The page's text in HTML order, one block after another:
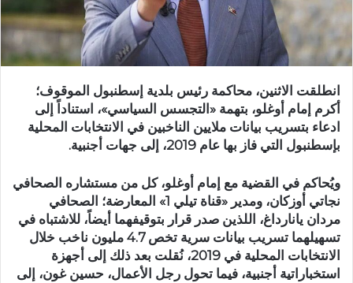
انطلقت الاثنين، محاكمة رئيس بلدية إسطنبول الموقوف؛
أكرم إمام أوغلو، بتهمة «التجسس السياسي»، استناداً إلى
ادعاء بتسريب بيانات ملايين الناخبين في الانتخابات المحلية
بإسطنبول التي فاز بها عام 2019، إلى جهات أجنبية.
ويُحاكم في القضية مع إمام أوغلو، كل من مستشاره الصحافي
نجاتي أوزكان، ومدير «قناة تيلي 1» المعارضة؛ الصحافي
مردان يانارداغ، اللذين صدر قرار بتوقيفهما أيضاً، للاشتباه في
تسهيلهما تسريب بيانات سرية تخص 4.7 مليون ناخب خلال
الانتخابات المحلية في 2019، نُقلت بعد ذلك إلى أجهزة
استخباراتية أجنبية، فيما تحول رجل الأعمال، حسين غون، إلى